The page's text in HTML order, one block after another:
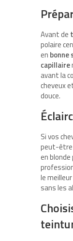
Avant de
polaire
en bonne
capillaire
avant la
cheveux
douce.
Si vos
peut-être
en blonde
le
sans les